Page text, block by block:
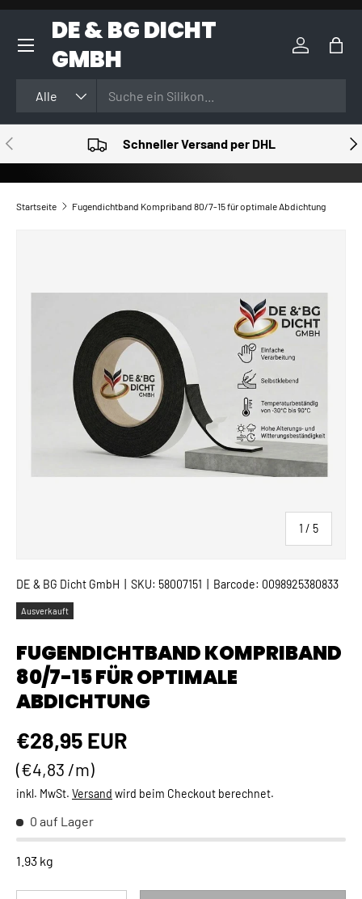
DIREKT ZUM INHALT
DE & BG DICHT
GMBH
Alle
Einloggen
VORHERIGE Schneller Versand per DHL
Startseite Fugendichtband Kompriband 80/7-15 für optimale Abdichtung
1 / von
5
DE & BG Dicht GmbH SKU: 58007151 Barcode: 0098925380833
Ausverkauft
FUGENDICHTBAND KOMPRIBAND
80/7-15 FÜR OPTIMALE
ABDICHTUNG
Normaler Preis
€28,95 EUR
Grundpreis
€4,83 /m
inkl. MwSt. Versand wird beim Checkout berechnet.
0 auf Lager
1.93 kg